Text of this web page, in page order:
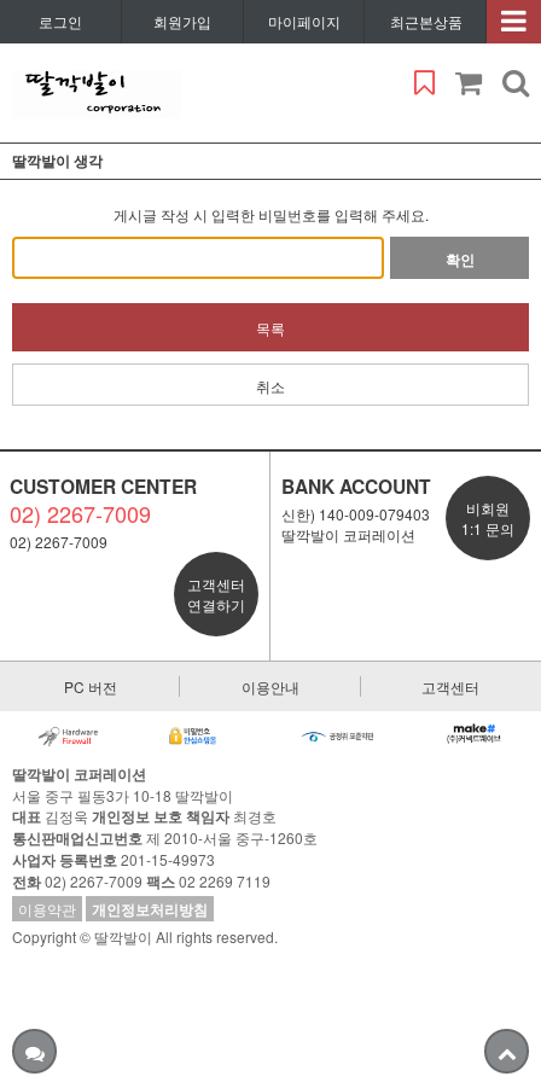
로그인 회원가입 마이페이지 최근본상품
딸깍발이 생각
게시글 작성 시 입력한 비밀번호를 입력해 주세요.
확인
목록
취소
CUSTOMER CENTER
02) 2267-7009
02) 2267-7009
고객센터
연결하기
BANK ACCOUNT
신한) 140-009-079403
딸깍발이 코퍼레이션
비회원
1:1 문의
PC 버전 이용안내 고객센터
딸깍발이 코퍼레이션
서울 중구 필동3가 10-18 딸깍발이
대표 김정욱 개인정보 보호 책임자최경호
통신판매업신고번호제 2010-서울 중구-1260호
사업자 등록번호201-15-49973
전화02) 2267-7009 팩스02 2269 7119
이용약관
개인정보처리방침
Copyright © 딸깍발이 All rights reserved.